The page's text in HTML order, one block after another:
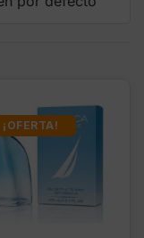
¡OFERTA!